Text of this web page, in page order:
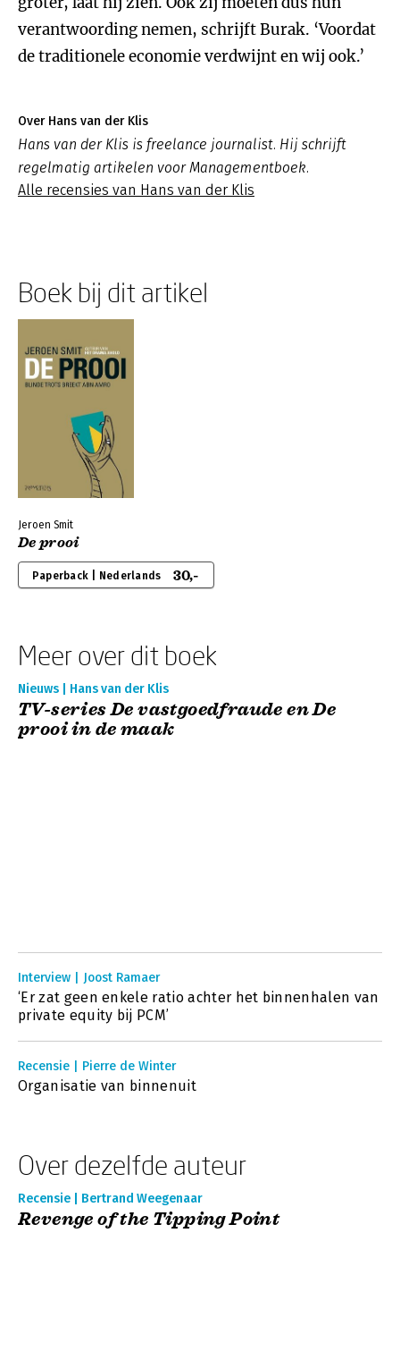
verantwoording nemen, schrijft Burak. ‘Voordat
de traditionele economie verdwijnt en wij ook.’
Over Hans van der Klis
Hans van der Klis is freelance journalist. Hij schrijft
regelmatig artikelen voor Managementboek.
Alle recensies van Hans van der Klis
Boek bij dit artikel
Jeroen Smit
De prooi
Paperback | Nederlands 30,-
Meer over dit boek
Nieuws | Hans van der Klis
TV-series De vastgoedfraude en De
prooi in de maak
Interview | Joost Ramaer
‘Er zat geen enkele ratio achter het binnenhalen van
private equity bij PCM’
Recensie | Pierre de Winter
Organisatie van binnenuit
Over dezelfde auteur
Recensie | Bertrand Weegenaar
Revenge of the Tipping Point